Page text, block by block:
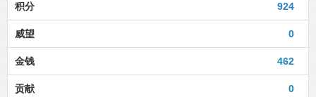
924
积分
0
威望
462
金钱
0
贡献